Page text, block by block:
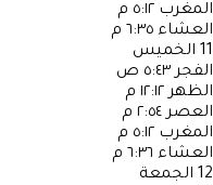
المغرب ٥:١٢ م
العشاء ٦:٣٥ م
11 الخميس
الفجر ٥:٤٣ ص
الظهر ١٢:١٢ م
العصر ٢:٥٤ م
المغرب ٥:١٢ م
العشاء ٦:٣٦ م
12 الجمعة